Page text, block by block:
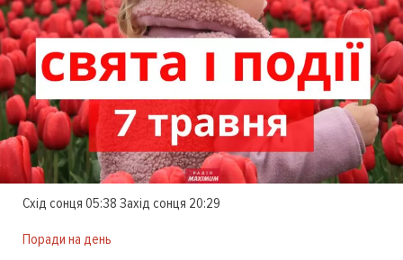
Схід сонця 05:38 Захід сонця 20:29
Поради на день